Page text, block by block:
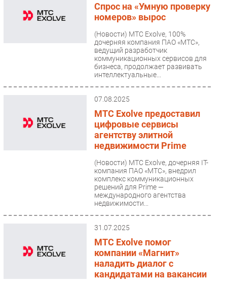
Спрос на «Умную проверку
номеров» вырос
(Новости) МТС Exolve, 100%
дочерняя компания ПАО «МТС»,
ведущий разработчик
коммуникационных сервисов для
бизнеса, продолжает развивать
интеллектуальные...
07.08.2025
МТС Exolve предоставил
цифровые сервисы
агентству элитной
недвижимости Prime
(Новости) МТС Exolve, дочерняя IT-
компания ПАО «МТС», внедрил
комплекс коммуникационных
решений для Prime —
международного агентства
недвижимости...
31.07.2025
МТС Exolve помог
компании «Магнит»
наладить диалог с
кандидатами на вакансии